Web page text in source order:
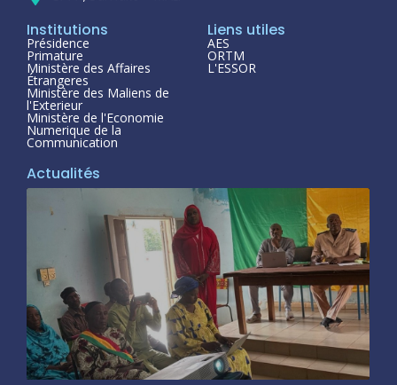
Institutions
Présidence
Primature
Ministère des Affaires
Étrangeres
Ministère des Maliens de
l'Exterieur
Ministère de l'Economie
Numerique de la
Communication
Liens utiles
AES
ORTM
L'ESSOR
Actualités